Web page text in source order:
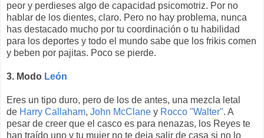
peor y perdieses algo de capacidad psicomotriz. Por no
hablar de los dientes, claro. Pero no hay problema, nunca
has destacado mucho por tu coordinación o tu habilidad
para los deportes y todo el mundo sabe que los frikis comen
y beben por pajitas. Poco se pierde.
3. Modo León
Eres un tipo duro, pero de los de antes, una mezcla letal
de Harry Callaham, John McClane y Rocco "Walter". A
pesar de creer que el casco es para nenazas, los Reyes te
han traído uno y tu mujer no te deja salir de casa si no lo